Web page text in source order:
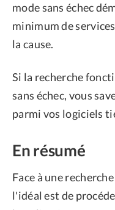
mode sans échec
minimum de
la cause.
Si la recherche
sans échec, vous
parmi vos logiciels
En résumé
Face à une
l'idéal est de